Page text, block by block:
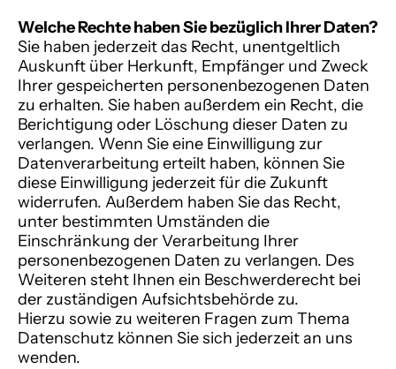
Welche Rechte haben Sie bezüglich Ihrer Daten?
Sie haben jederzeit das Recht, unentgeltlich
Auskunft über Herkunft, Empfänger und Zweck
Ihrer gespeicherten personenbezogenen Daten
zu erhalten. Sie haben außerdem ein Recht, die
Berichtigung oder Löschung dieser Daten zu
verlangen. Wenn Sie eine Einwilligung zur
Datenverarbeitung erteilt haben, können Sie
diese Einwilligung jederzeit für die Zukunft
widerrufen. Außerdem haben Sie das Recht,
unter bestimmten Umständen die
Einschränkung der Verarbeitung Ihrer
personenbezogenen Daten zu verlangen. Des
Weiteren steht Ihnen ein Beschwerderecht bei
der zuständigen Aufsichtsbehörde zu.
Hierzu sowie zu weiteren Fragen zum Thema
Datenschutz können Sie sich jederzeit an uns
wenden.